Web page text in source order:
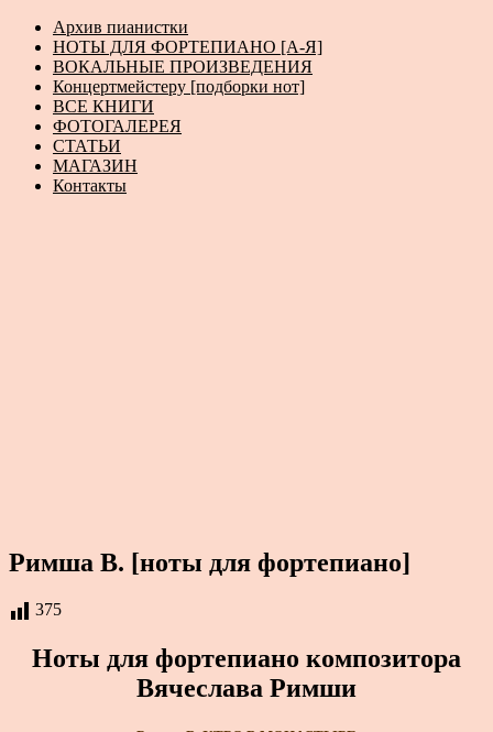
Архив пианистки
НОТЫ ДЛЯ ФОРТЕПИАНО [А-Я]
ВОКАЛЬНЫЕ ПРОИЗВЕДЕНИЯ
Концертмейстеру [подборки нот]
ВСЕ КНИГИ
ФОТОГАЛЕРЕЯ
СТАТЬИ
МАГАЗИН
Контакты
Римша В. [ноты для фортепиано]
375
Ноты для фортепиано композитора
Вячеслава Римши